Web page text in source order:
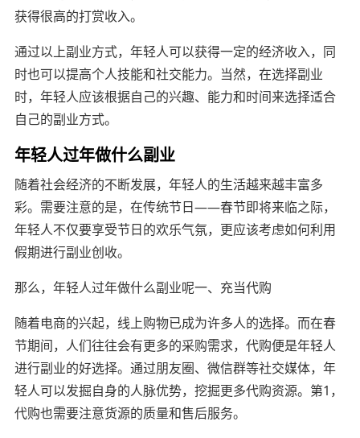
获得很高的打赏收入。
通过以上副业方式，年轻人可以获得一定的经济收入，同
时也可以提高个人技能和社交能力。当然，在选择副业
时，年轻人应该根据自己的兴趣、能力和时间来选择适合
自己的副业方式。
年轻人过年做什么副业
随着社会经济的不断发展，年轻人的生活越来越丰富多
彩。需要注意的是，在传统节日——春节即将来临之际，
年轻人不仅要享受节日的欢乐气氛，更应该考虑如何利用
假期进行副业创收。
那么，年轻人过年做什么副业呢一、充当代购
随着电商的兴起，线上购物已成为许多人的选择。而在春
节期间，人们往往会有更多的采购需求，代购便是年轻人
进行副业的好选择。通过朋友圈、微信群等社交媒体，年
轻人可以发掘自身的人脉优势，挖掘更多代购资源。第1，
代购也需要注意货源的质量和售后服务。